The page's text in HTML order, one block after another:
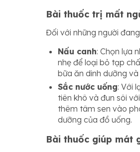
Bài thuốc trị mất
Đối với những người
Nấu canh: Chọn lựa
nhẹ để loại bỏ tạp
bữa ăn dinh dưỡng
Sắc nước uống: Với
tiên khô và đun sôi
thêm tâm sen vào
dưỡng của đồ uống.
Bài thuốc giúp mát